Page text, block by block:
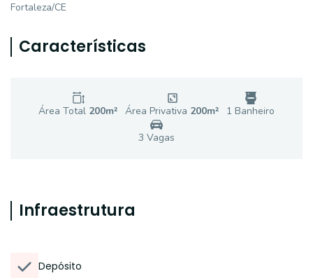
Fortaleza/CE
Características
Área Total 200m² Área Privativa 200m² 1 Banheiro
3 Vagas
Infraestrutura
Depósito